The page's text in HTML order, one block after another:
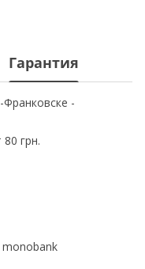
Гарантия
-
грн.